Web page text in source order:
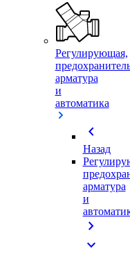
Регулирующая,
арматура
и
автоматика
chevron_left
Назад
арматура
и
chevron_right
expand_more